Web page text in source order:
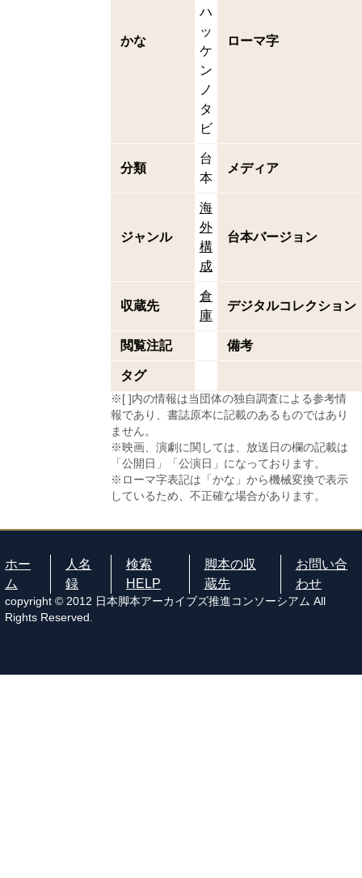
かな
ハ
ッ
ケ
ン
ノ
タ
ビ
ローマ字
分類
台
本
メディア
ジャンル
海
外
構
成
台本バージョン
収蔵先
倉
庫
デジタルコレクション
閲覧注記 備考
タグ
※[ ]内の情報は当団体の独自調査による参考情
報であり、書誌原本に記載のあるものではあり
ません。
※映画、演劇に関しては、放送日の欄の記載は
「公開日」「公演日」になっております。
※ローマ字表記は「かな」から機械変換で表示
しているため、不正確な場合があります。
ホー
ム
人名
録
検索
HELP
脚本の収
蔵先
お問い合
わせ
copyright © 2012 日本脚本アーカイブズ推進コンソーシアム All
Rights Reserved.